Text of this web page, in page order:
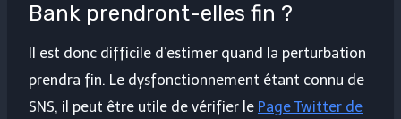
Bank prendront-elles fin ?
Il est donc difficile d’estimer quand la perturbation
prendra fin. Le dysfonctionnement étant connu de
SNS, il peut être utile de vérifier le Page Twitter de